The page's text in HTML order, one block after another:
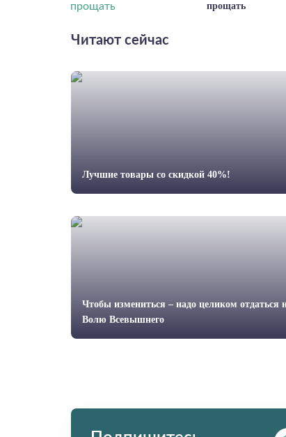
прощать
Читают сейчас
Лучшие товары со скидкой 40%!
Чтобы измениться – надо целиком отдаться
Волю Всевышнего